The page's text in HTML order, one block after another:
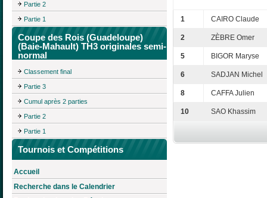
Partie 2
Partie 1
Coupe des Rois (Guadeloupe)
(Baie-Mahault) TH3 originales semi-
normal
Classement final
Partie 3
Cumul après 2 parties
Partie 2
Partie 1
Tournois et Compétitions
Accueil
Recherche dans le Calendrier
1 CAIRO Claude
2 ZÈBRE Omer
5 BIGOR Maryse
6 SADJAN Michel
8 CAFFA Julien
10 SAO Khassim